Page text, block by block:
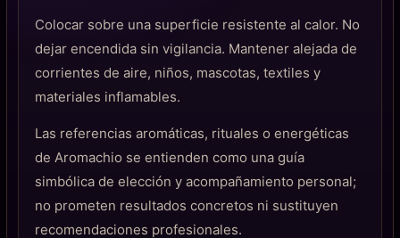
Colocar sobre una superficie resistente al calor. No
dejar encendida sin vigilancia. Mantener alejada de
corrientes de aire, niños, mascotas, textiles y
materiales inflamables.
Las referencias aromáticas, rituales o energéticas
de Aromachio se entienden como una guía
simbólica de elección y acompañamiento personal;
no prometen resultados concretos ni sustituyen
recomendaciones profesionales.